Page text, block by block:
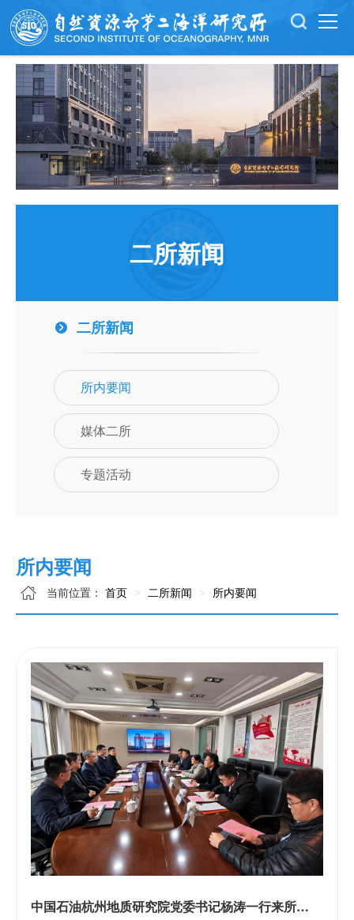
二所新闻
二所新闻
所内要闻
媒体二所
专题活动
所内要闻
当前位置： 首页 二所新闻 所内要闻
中国石油杭州地质研究院党委书记杨涛一行来所调研